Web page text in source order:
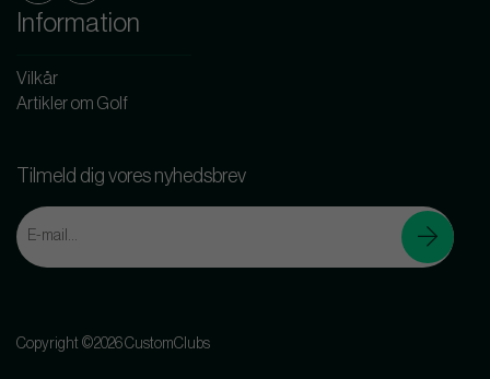
Information
Vilkår
Artikler om Golf
Tilmeld dig vores nyhedsbrev
Copyright ©2026 CustomClubs